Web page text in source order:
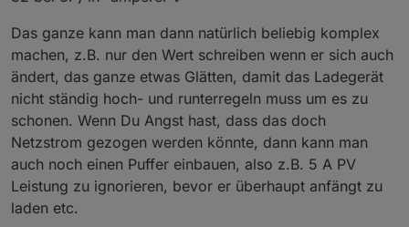
Das ganze kann man dann natürlich beliebig komplex
machen, z.B. nur den Wert schreiben wenn er sich auch
ändert, das ganze etwas Glätten, damit das Ladegerät
nicht ständig hoch- und runterregeln muss um es zu
schonen. Wenn Du Angst hast, dass das doch
Netzstrom gezogen werden könnte, dann kann man
auch noch einen Puffer einbauen, also z.B. 5 A PV
Leistung zu ignorieren, bevor er überhaupt anfängt zu
laden etc.